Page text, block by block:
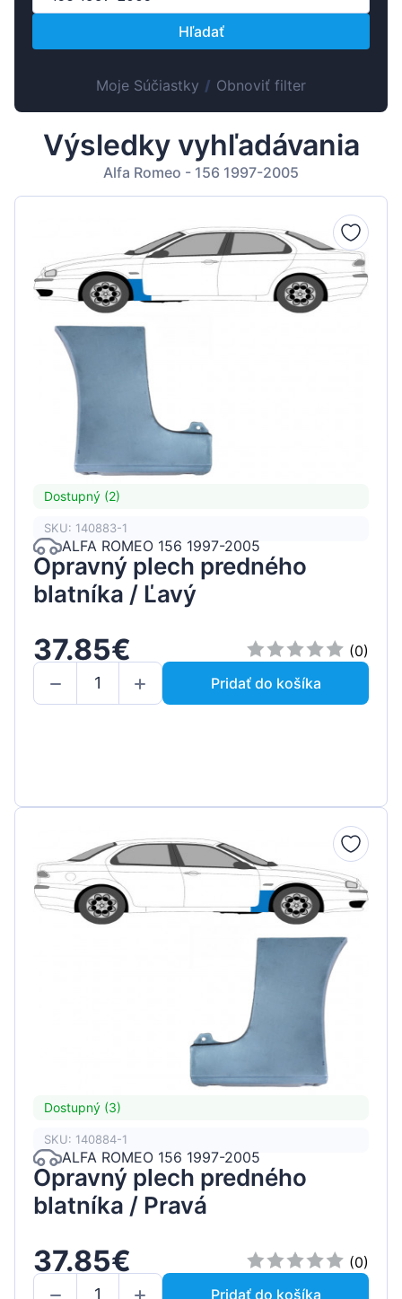
Magyar
Hrvatski
Slovenian
Hľadať
Moje Súčiastky / Obnoviť filter
Výsledky vyhľadávania
Alfa Romeo - 156 1997-2005
Dostupný (2)
SKU: 140883-1
ALFA ROMEO 156 1997-2005
Opravný plech predného
blatníka / Ľavý
37.85€
(0)
Pridať do košíka
Dostupný (3)
SKU: 140884-1
ALFA ROMEO 156 1997-2005
Opravný plech predného
blatníka / Pravá
37.85€
(0)
Pridať do košíka